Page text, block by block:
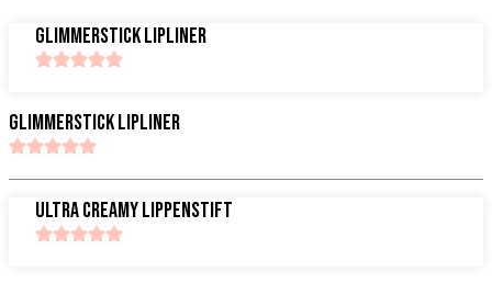
Glimmerstick Lipliner
Glimmerstick Lipliner
Ultra Creamy Lippenstift